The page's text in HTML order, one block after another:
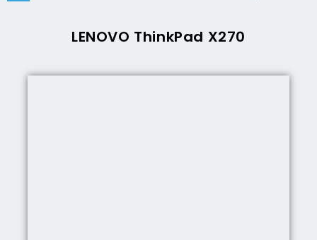
LENOVO ThinkPad X270